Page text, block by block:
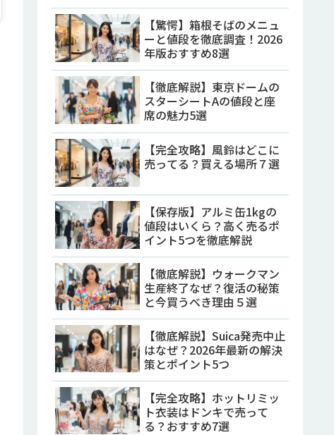
【驚愕】箱根そばのメニュ
ーと値段を徹底調査！2026
年版おすすめ8選
【徹底解説】東京ドームの
スターシートAの値段と座
席の魅力5選
【完全攻略】風鈴はどこに
売ってる？買える場所７選
【保存版】アルミ缶1kgの
値段はいくら？高く売るポ
イント5つを徹底解説
【徹底解説】ウォークマン
生産終了なぜ？復活の秘策
と今買うべき理由５選
【徹底解説】Suica発売中止
はなぜ？2026年最新の解決
策とポイント5つ
【完全攻略】ホットリミッ
ト衣装はドンキで売って
る？おすすめ7選